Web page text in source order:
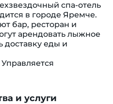
спа-отель
в городе Яремче.
бар, ресторан и
арендовать лыжное
доставку еды и
Управляется
и услуги